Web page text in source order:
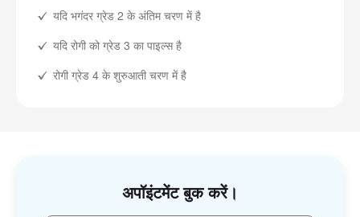
यदि भगंदर ग्रेड 2 के अंतिम चरण में है
यदि रोगी को ग्रेड 3 का पाइल्स है
रोगी ग्रेड 4 के शुरुआती चरण में है
अपॉइंटमेंट बुक करें।